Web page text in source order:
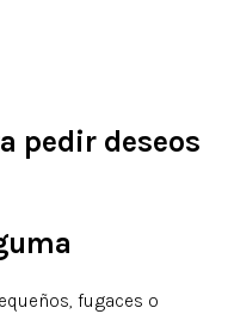
pedir deseos
fugaces o